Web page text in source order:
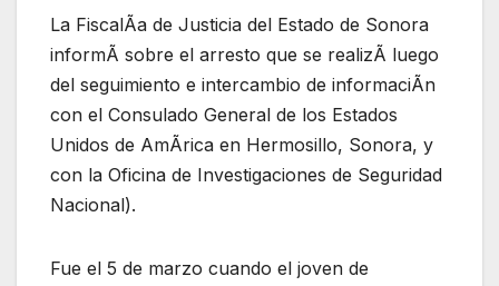
La FiscalÃa de Justicia del Estado de Sonora
informÃ sobre el arresto que se realizÃ luego
del seguimiento e intercambio de informaciÃn
con el Consulado General de los Estados
Unidos de AmÃrica en Hermosillo, Sonora, y
con la Oficina de Investigaciones de Seguridad
Nacional).
Fue el 5 de marzo cuando el joven de